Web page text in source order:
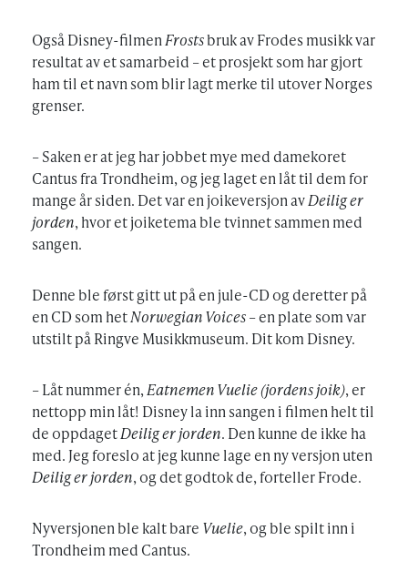
Også Disney-filmen Frostsbruk av Frodes musikk var
resultat av et samarbeid – et prosjekt som har gjort
ham til et navn som blir lagt merke til utover Norges
grenser.
– Saken er at jeg har jobbet mye med damekoret
Cantus fra Trondheim, og jeg laget en låt til dem for
mange år siden. Det var en joikeversjon avDeilig er
jorden, hvor et joiketema ble tvinnet sammen med
sangen.
Denne ble først gitt ut på en jule-CD og deretter på
en CD som hetNorwegian Voices– en plate som var
utstilt på Ringve Musikkmuseum. Dit kom Disney.
– Låt nummer én, Eatnemen Vuelie (jordens joik), er
nettopp min låt! Disney la inn sangen i filmen helt til
de oppdagetDeilig er jorden. Den kunne de ikke ha
med. Jeg foreslo at jeg kunne lage en ny versjon uten
Deilig er jorden, og det godtok de, forteller Frode.
Nyversjonen ble kalt bare Vuelie, og ble spilt inn i
Trondheim med Cantus.